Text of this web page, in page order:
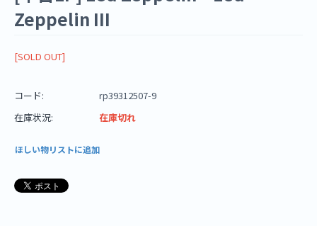
Zeppelin III
[SOLD OUT]
コード:
rp39312507-9
在庫状況:
在庫切れ
ほしい物リストに追加